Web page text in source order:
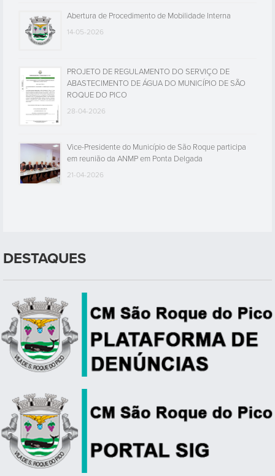
Abertura de Procedimento de Mobilidade Interna
14-05-2026
PROJETO DE REGULAMENTO DO SERVIÇO DE
ABASTECIMENTO DE ÁGUA DO MUNICÍPIO DE SÃO
ROQUE DO PICO
28-04-2026
Vice-Presidente do Município de São Roque participa
em reunião da ANMP em Ponta Delgada
21-04-2026
DESTAQUES